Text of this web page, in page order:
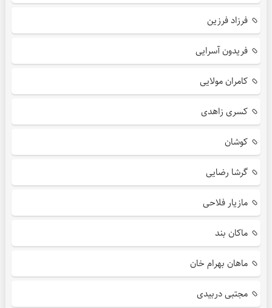
فرزاد فرزین
فریدون آسرایی
کامران مولایی
کسری زاهدی
کوشان
گرشا رضایی
مازیار فلاحی
ماکان بند
ماهان بهرام خان
مجتبی دربیدی